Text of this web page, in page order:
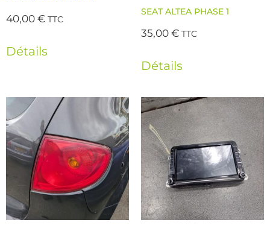
40,00€ TTC
Détails
SEAT ALTEA PHASE 1
35,00€ TTC
Détails